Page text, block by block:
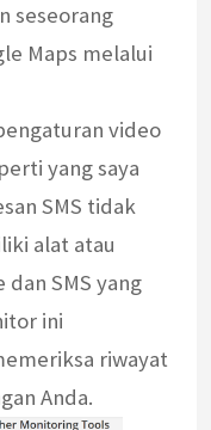
seseorang
Maps melalui
video
yang saya
SMS tidak
alat atau
SMS yang
ini
riwayat
Anda.